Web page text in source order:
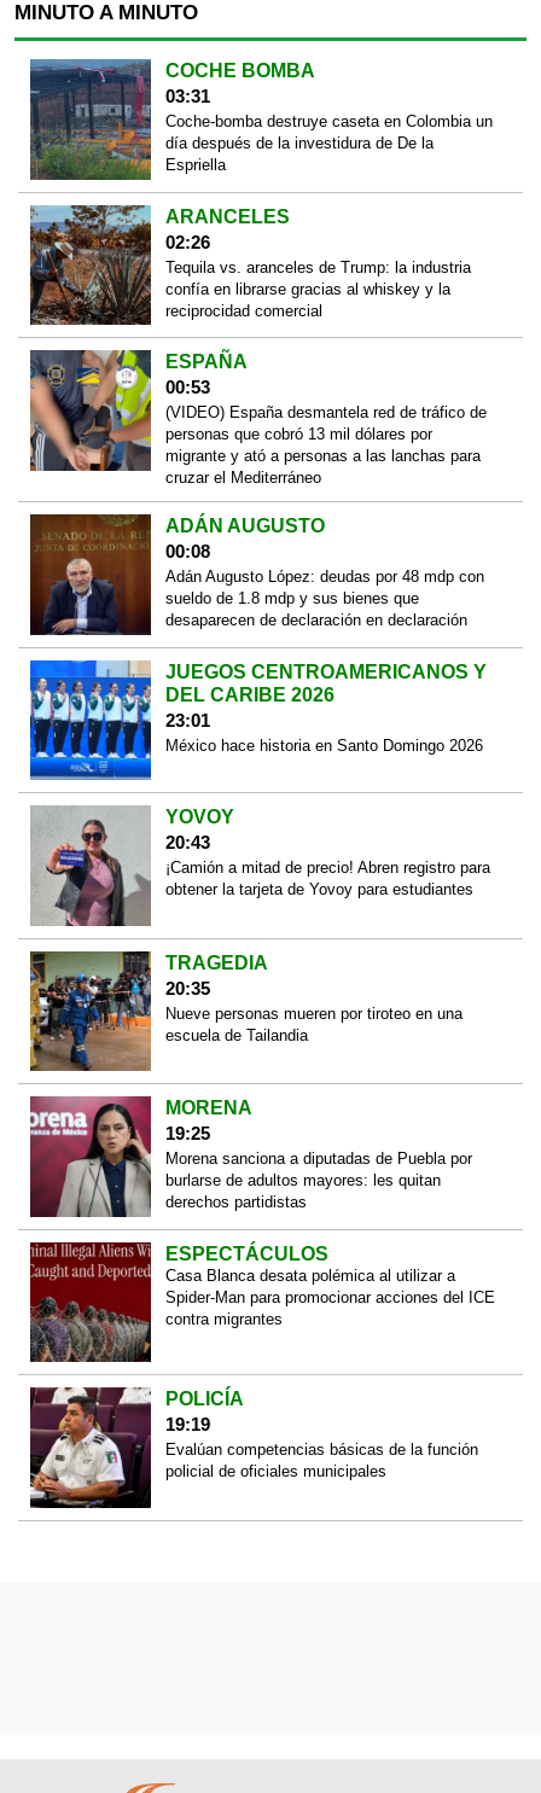
MINUTO A MINUTO
COCHE BOMBA
03:31
Coche-bomba destruye caseta en Colombia un
día después de la investidura de De la
Espriella
ARANCELES
02:26
Tequila vs. aranceles de Trump: la industria
confía en librarse gracias al whiskey y la
reciprocidad comercial
ESPAÑA
00:53
(VIDEO) España desmantela red de tráfico de
personas que cobró 13 mil dólares por
migrante y ató a personas a las lanchas para
cruzar el Mediterráneo
ADÁN AUGUSTO
00:08
Adán Augusto López: deudas por 48 mdp con
sueldo de 1.8 mdp y sus bienes que
desaparecen de declaración en declaración
JUEGOS CENTROAMERICANOS Y
DEL CARIBE 2026
23:01
México hace historia en Santo Domingo 2026
YOVOY
20:43
¡Camión a mitad de precio! Abren registro para
obtener la tarjeta de Yovoy para estudiantes
TRAGEDIA
20:35
Nueve personas mueren por tiroteo en una
escuela de Tailandia
MORENA
19:25
Morena sanciona a diputadas de Puebla por
burlarse de adultos mayores: les quitan
derechos partidistas
ESPECTÁCULOS
Casa Blanca desata polémica al utilizar a
Spider-Man para promocionar acciones del ICE
contra migrantes
POLICÍA
19:19
Evalúan competencias básicas de la función
policial de oficiales municipales